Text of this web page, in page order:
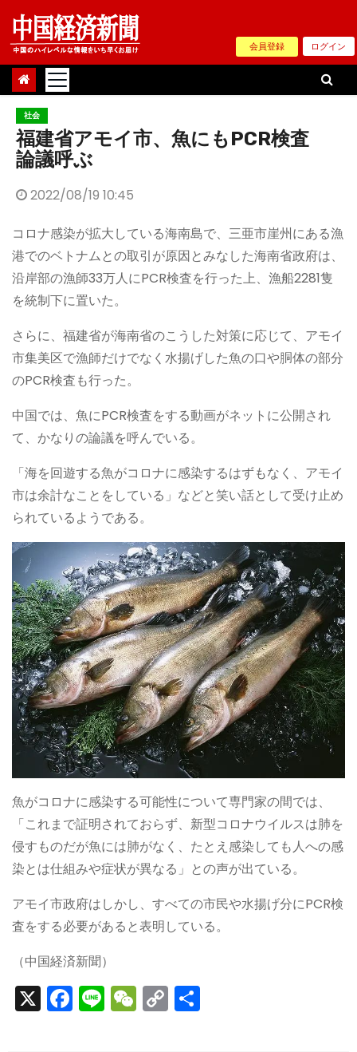
Skip
content
会員登録 ログイン
社会
福建省アモイ市、魚にもPCR検査
論議呼ぶ
2022/08/19 10:45
コロナ感染が拡大している海南島で、三亜市崖州にある漁
港でのベトナムとの取引が原因とみなした海南省政府は、
沿岸部の漁師33万人にPCR検査を行った上、漁船2281隻
を統制下に置いた。
さらに、福建省が海南省のこうした対策に応じて、アモイ
市集美区で漁師だけでなく水揚げした魚の口や胴体の部分
のPCR検査も行った。
中国では、魚にPCR検査をする動画がネットに公開され
て、かなりの論議を呼んでいる。
「海を回遊する魚がコロナに感染するはずもなく、アモイ
市は余計なことをしている」などと笑い話として受け止め
られているようである。
魚がコロナに感染する可能性について専門家の間では、
「これまで証明されておらず、新型コロナウイルスは肺を
侵すものだが魚には肺がなく、たとえ感染しても人への感
染とは仕組みや症状が異なる」との声が出ている。
アモイ市政府はしかし、すべての市民や水揚げ分にPCR検
査をする必要があると表明している。
（中国経済新聞）
X F Li W C